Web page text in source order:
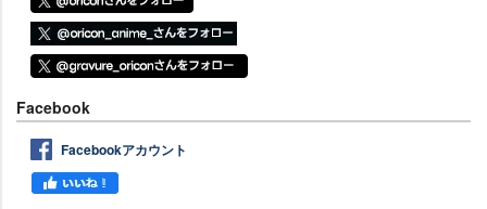
Facebook
Facebookアカウント